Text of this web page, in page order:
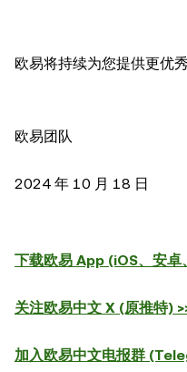
欧易将持续为您提供更优
欧易团队
2024 年 10 月 18 日
下载欧易 App (iOS、安
关注欧易中文 X (原推特)
加入欧易中文电报群